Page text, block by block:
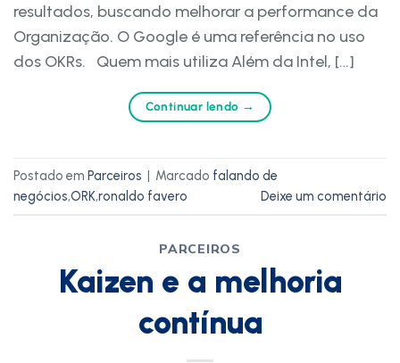
resultados, buscando melhorar a performance da
Organização. O Google é uma referência no uso
dos OKRs. Quem mais utiliza Além da Intel, […]
Continuar lendo →
Postado em Parceiros | Marcado falando de
negócios,ORK,ronaldo favero Deixe um comentário
PARCEIROS
Kaizen e a melhoria
contínua